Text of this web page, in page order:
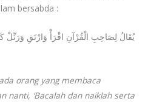
bersabda :
يُقَالُ لِصَاحِبِ الْقُرْآنِ اقْرَأْ وَارْتَقِ وَرَتِّلْ
orang yang membaca
nanti, ‘Bacalah dan naiklah serta